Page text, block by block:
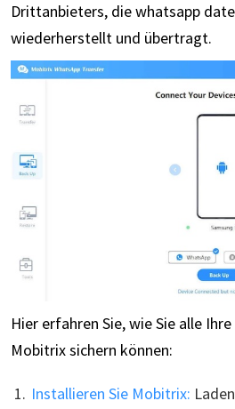
Drittanbieters, die whatsapp
wiederherstellt und übertragt.
Hier erfahren Sie, wie Sie alle
Mobitrix sichern können:
Installieren Sie Mobitrix: